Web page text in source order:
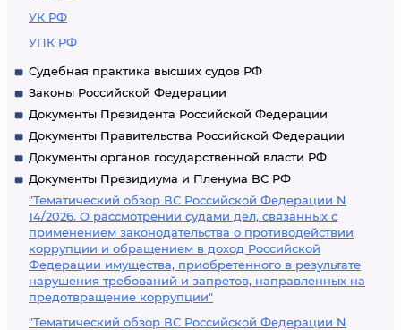
УК РФ
УПК РФ
Судебная практика высших судов РФ
Законы Российской Федерации
Документы Президента Российской Федерации
Документы Правительства Российской Федерации
Документы органов государственной власти РФ
Документы Президиума и Пленума ВС РФ
"Тематический обзор ВС Российской Федерации N
14/2026. О рассмотрении судами дел, связанных с
применением законодательства о противодействии
коррупции и обращением в доход Российской
Федерации имущества, приобретенного в результате
нарушения требований и запретов, направленных на
предотвращение коррупции"
"Тематический обзор ВС Российской Федерации N